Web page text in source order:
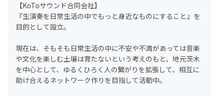
【KoToサウンド合同会社】
『生演奏を日常生活の中でもっと身近なものにすること』を
目的として設立。
現在は、そもそも日常生活の中に不安や不満があっては音楽
や文化を楽しむ土壌は育たないという考えのもと、地元茨木
を中心として、ゆるくひろく人の繋がりを拡張して、相互に
助け合えるネットワーク作りを目指して活動中。